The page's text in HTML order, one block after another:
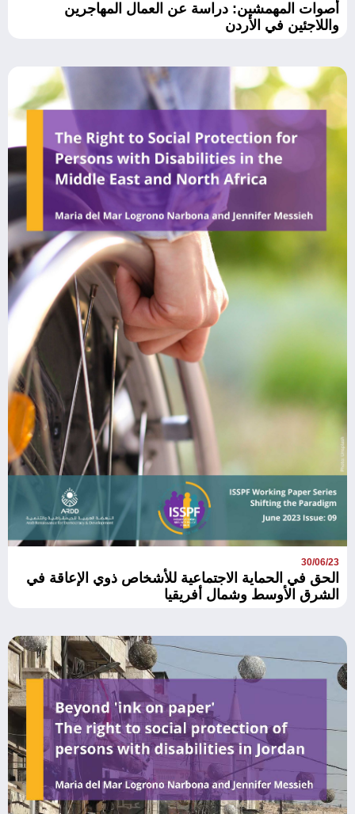
أصوات المهمشين: دراسة عن العمال المهاجرين
واللاجئين في الأردن
30/06/23
الحق في الحماية الاجتماعية للأشخاص ذوي الإعاقة في
الشرق الأوسط وشمال أفريقيا